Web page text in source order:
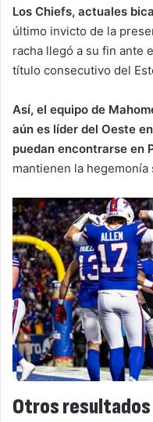
Los Chiefs, actuales
último invicto de la
racha llegó a su fin ante
título consecutivo del
Así, el equipo de
aún es líder del Oeste
puedan encontrarse en
mantienen la hegemonía
Otros resultados